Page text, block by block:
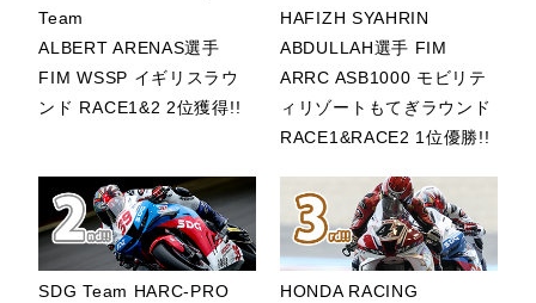
20位
OKAMOTO選
手/Pata
Yamaha Ten
Kate Racing
27位
CARRASCO選
手/Honda
Team
ALBERT ARENAS選手
FIM WSSP イギリスラウ
ンド RACE1&2 2位獲得!!
HAFIZH SYAHRIN
ABDULLAH選手 FIM
ARRC ASB1000 モビリテ
ィリゾートもてぎラウンド
RACE1&RACE2 1位優勝!!
SDG Team HARC-PRO
HONDA RACING